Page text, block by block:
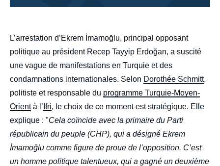
body
L’arrestation d’Ekrem İmamoğlu, principal opposant
politique au président Recep Tayyip Erdoğan, a suscité
une vague de manifestations en Turquie et des
condamnations internationales. Selon Dorothée Schmitt,
politiste et responsable du programme Turquie-Moyen-
Orientà l’ Ifri, le choix de ce moment est stratégique. Elle
explique : "Cela coïncide avec la primaire du Parti
républicain du peuple (CHP), qui a désigné Ekrem
İmamoğlu comme figure de proue de l’opposition. C’est
un homme politique talentueux, qui a gagné un deuxième